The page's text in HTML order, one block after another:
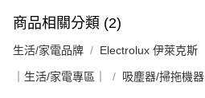
商品相關分類 (2)
生活/家電品牌 Electrolux 伊萊克斯
｜生活/家電專區｜ 吸塵器/掃拖機器